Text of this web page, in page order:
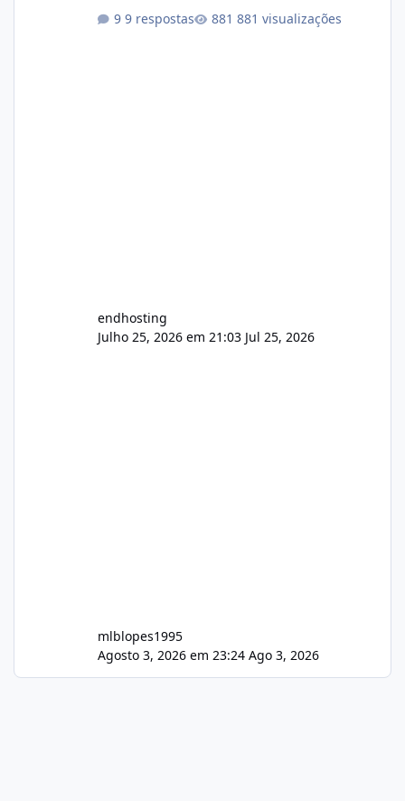
9 respostas
881 visualizações
endhosting
Julho 25, 2026 em 21:03 Jul 25, 2026
mlblopes1995
Agosto 3, 2026 em 23:24 Ago 3, 2026